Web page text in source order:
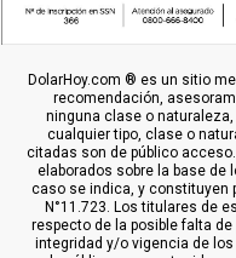
DolarHoy.com ® es un sitio
recomendación,
ninguna clase o
cualquier tipo, clase o
citadas son de público
elaborados sobre la base de
caso se indica, y constituyen
N°11.723. Los titulares de
respecto de la posible falta
integridad y/o vigencia de